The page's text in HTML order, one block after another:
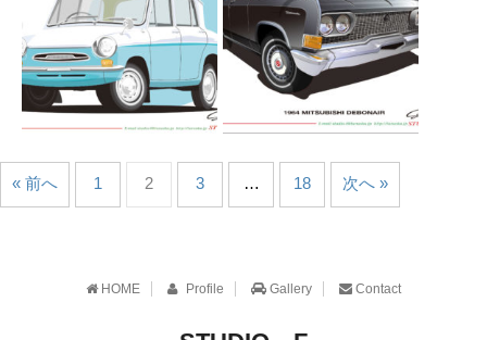
« 前へ 1 2 3 … 18 次へ »
HOME Profile Gallery Contact